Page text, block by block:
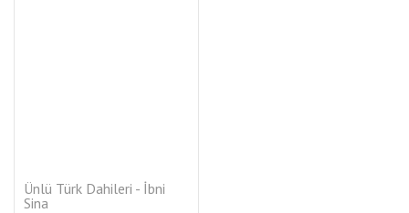
Ünlü Türk Dahileri - İbni
Sina